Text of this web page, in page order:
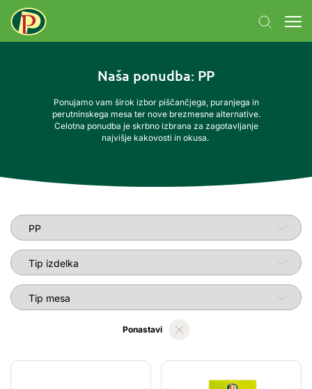
Naša ponudba: PP
Ponujamo vam širok izbor piščančjega, puranjega in
perutninskega mesa ter nove brezmesne alternative.
Celotna ponudba je skrbno izbrana za zagotavljanje
najvišje kakovosti in okusa.
Linija izdelkov
Tip izdelka
Tip mesa
Ponastavi